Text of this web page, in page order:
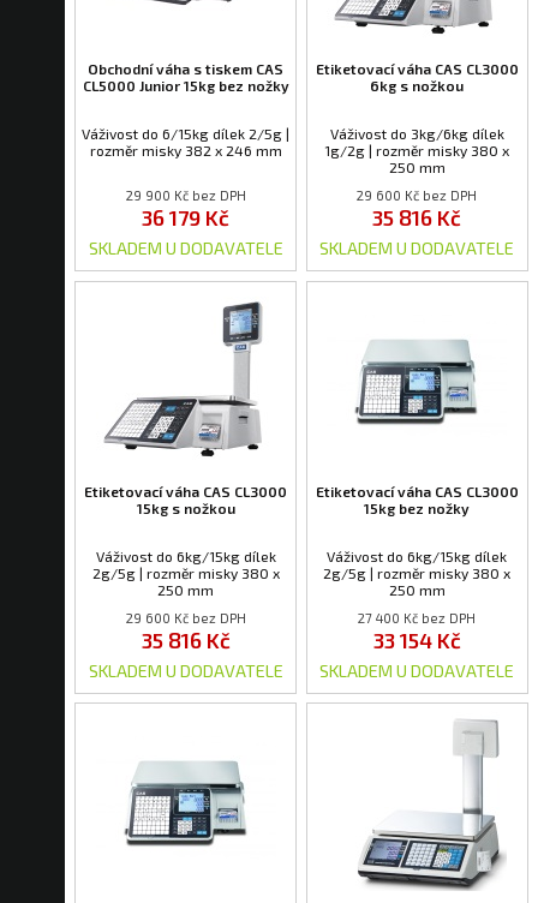
Obchodní váha s tiskem CAS
CL5000 Junior 15kg bez nožky
Váživost do 6/15kg dílek 2/5g |
rozměr misky 382 x 246 mm
29 900 Kč bez DPH
36 179 Kč
SKLADEM U DODAVATELE
Etiketovací váha CAS CL3000
6kg s nožkou
Váživost do 3kg/6kg dílek
1g/2g | rozměr misky 380 x
250 mm
29 600 Kč bez DPH
35 816 Kč
SKLADEM U DODAVATELE
Etiketovací váha CAS CL3000
15kg s nožkou
Váživost do 6kg/15kg dílek
2g/5g | rozměr misky 380 x
250 mm
29 600 Kč bez DPH
35 816 Kč
SKLADEM U DODAVATELE
Etiketovací váha CAS CL3000
15kg bez nožky
Váživost do 6kg/15kg dílek
2g/5g | rozměr misky 380 x
250 mm
27 400 Kč bez DPH
33 154 Kč
SKLADEM U DODAVATELE